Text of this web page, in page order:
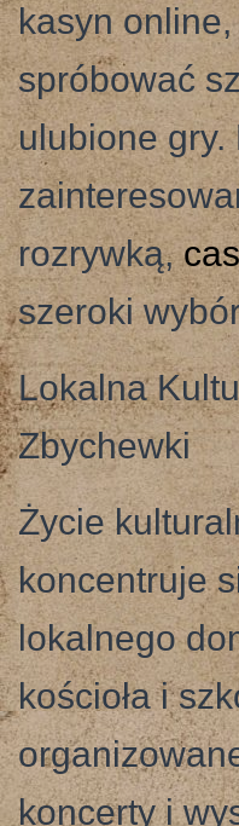
kasyn
spróbować
ulubione gry.
rozrywką,
szeroki
Lokalna
Zbychewki
Życie
koncentruje
lokalnego
kościoła i
koncerty i